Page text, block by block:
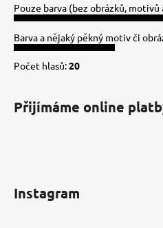
Pouze barva (bez obrázků, motivů
Barva a nějaký pěkný motiv či
Počet hlasů:20
Přijímáme online
Instagram